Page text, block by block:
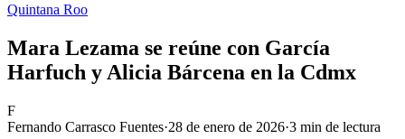
Quintana Roo
Mara Lezama se reúne con García
Harfuch y Alicia Bárcena en la Cdmx
F
Fernando Carrasco Fuentes·28 de enero de 2026·3 min de lectura